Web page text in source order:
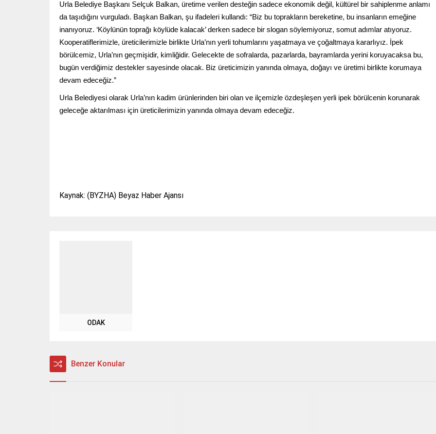
Urla Belediye Başkanı Selçuk Balkan, üretime verilen desteğin sadece ekonomik değil, kültürel bir sahiplenme anlamı
da taşıdığını vurguladı. Başkan Balkan, şu ifadeleri kullandı: “Biz bu toprakların bereketine, bu insanların emeğine
inanıyoruz. ‘Köylünün toprağı köylüde kalacak’ derken sadece bir slogan söylemiyoruz, somut adımlar atıyoruz.
Kooperatiflerimizle, üreticilerimizle birlikte Urla’nın yerli tohumlarını yaşatmaya ve çoğaltmaya kararlıyız. İpek
börülcemiz, Urla’nın geçmişidir, kimliğidir. Gelecekte de sofralarda, pazarlarda, bayramlarda yerini koruyacaksa bu,
bugün verdiğimiz destekler sayesinde olacak. Biz üreticimizin yanında olmaya, doğayı ve üretimi birlikte korumaya
devam edeceğiz.”
Urla Belediyesi olarak Urla’nın kadim ürünlerinden biri olan ve ilçemizle özdeşleşen yerli ipek börülcenin korunarak
geleceğe aktarılması için üreticilerimizin yanında olmaya devam edeceğiz.
Kaynak: (BYZHA) Beyaz Haber Ajansı
ODAK
Benzer Konular